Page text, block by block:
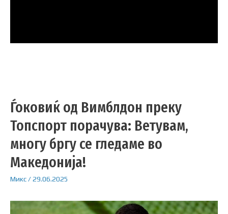
Ѓоковиќ од Вимблдон преку
Топспорт порачува: Ветувам,
многу бргу се гледаме во
Македонија!
Микс/29.06.2025